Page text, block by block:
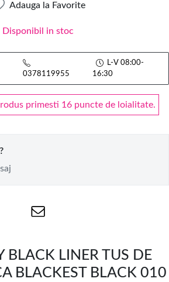
Adauga la Favorite
Disponibil in stoc
0378119955
L-V 08:00-
16:30
primesti 16 puncte de loialitate.
BLACK LINER TUS DE
BLACKEST BLACK 010